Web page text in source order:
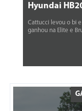
Hyundai
Cattucci levou o bi
ganhou na Elite e